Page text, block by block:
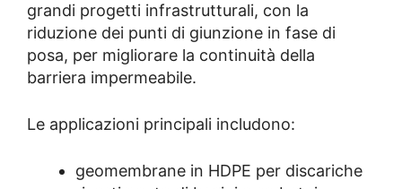
grandi progetti infrastrutturali, con la
riduzione dei punti di giunzione in fase di
posa, per migliorare la continuità della
barriera impermeabile.
Le applicazioni principali includono:
geomembrane in HDPE per discariche